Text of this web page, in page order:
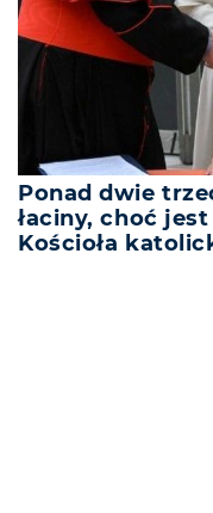
Ponad dwie
łaciny, choć
Kościoła